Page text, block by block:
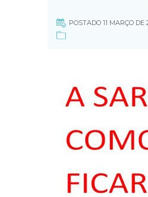
POSTADO 11 MARÇO DE